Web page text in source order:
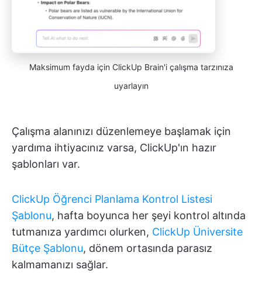
Maksimum fayda için ClickUp Brain'i çalışma tarzınıza
uyarlayın
Çalışma alanınızı düzenlemeye başlamak için
yardıma ihtiyacınız varsa, ClickUp'ın hazır
şablonları var.
ClickUp Öğrenci Planlama Kontrol Listesi
Şablonu, hafta boyunca her şeyi kontrol altında
tutmanıza yardımcı olurken, ClickUp Üniversite
Bütçe Şablonu, dönem ortasında parasız
kalmamanızı sağlar.